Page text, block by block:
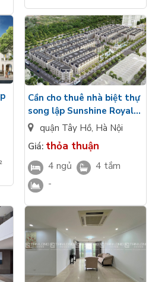
Cần cho thuê nhà biệt thự
song lập Sunshine Royal
Capital, giá ưu đãi
quận Tây Hồ, Hà Nội
Giá: thỏa thuận
4 ngủ
4 tắm
-